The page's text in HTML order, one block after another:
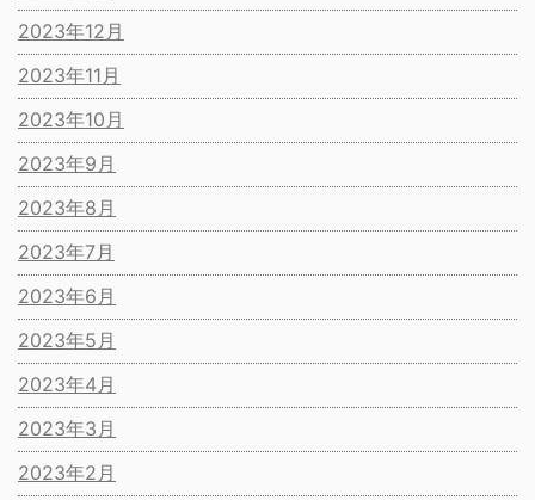
2023年12月
2023年11月
2023年10月
2023年9月
2023年8月
2023年7月
2023年6月
2023年5月
2023年4月
2023年3月
2023年2月